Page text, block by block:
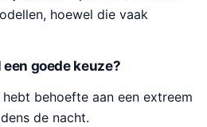
hoewel die vaak
goede keuze?
behoefte aan een extreem
de nacht.